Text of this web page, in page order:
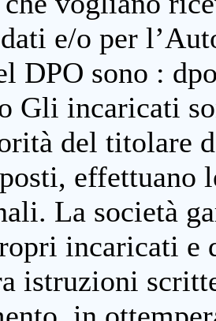
e/o per
DPO sono :
Gli incaricati
del titolare
effettuano
La società
incaricati e
istruzioni